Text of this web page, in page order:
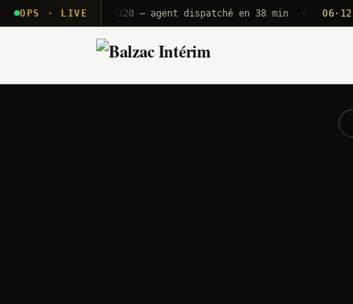
OPS · LIVE
T2E · B71 Push A320 — agent dispatché en 38 min · 06·12 UTC